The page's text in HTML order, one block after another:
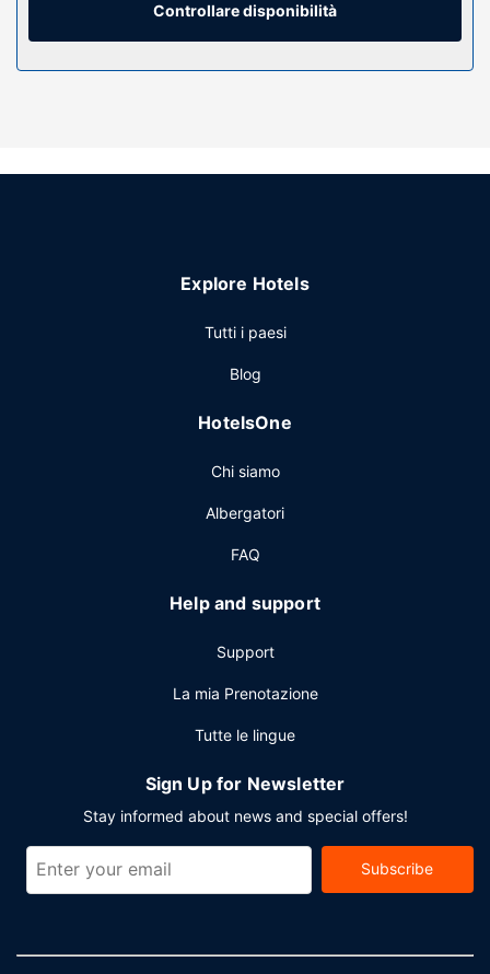
mentre le pulizie sono eseguite tutti i giorni.
Attrattive della proprietà
Avrai a disposizione molti servizi ricreativi, tra cui un
aree comuni e un'area picnic.
alle ore 10:00 e nel fine settimana dalle ore 07:00 alle ore
Potrai usufruire di check-in veloce, check-out veloce e
Controllare disponibilità
Explore Hotels
Tutti i paesi
Blog
HotelsOne
Chi siamo
Albergatori
FAQ
Help and support
Support
La mia Prenotazione
Tutte le lingue
Sign Up for Newsletter
Stay informed about news and special offers!
Subscribe